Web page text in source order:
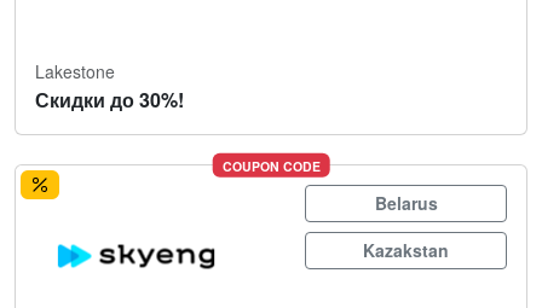
Lakestone
Скидки до 30%!
COUPON CODE
Belarus
Kazakstan